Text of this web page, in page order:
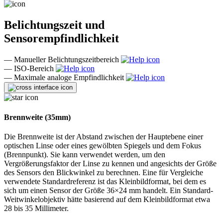
Belichtungszeit und
Sensorempfindlichkeit
— Manueller Belichtungszeitbereich
— ISO-Bereich
— Maximale analoge Empfindlichkeit
Brennweite (35mm)
Die Brennweite ist der Abstand zwischen der Hauptebene einer
optischen Linse oder eines gewölbten Spiegels und dem Fokus
(Brennpunkt). Sie kann verwendet werden, um den
Vergrößerungsfaktor der Linse zu kennen und angesichts der Größe
des Sensors den Blickwinkel zu berechnen. Eine für Vergleiche
verwendete Standardreferenz ist das Kleinbildformat, bei dem es
sich um einen Sensor der Größe 36×24 mm handelt. Ein Standard-
Weitwinkelobjektiv hätte basierend auf dem Kleinbildformat etwa
28 bis 35 Millimeter.